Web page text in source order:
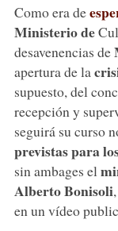
Como era de
Ministerio de
desavenencias de
apertura de la
supuesto, del
recepción y
seguirá su curso
previstas para
sin ambages el
Alberto Bonisoli
en un vídeo